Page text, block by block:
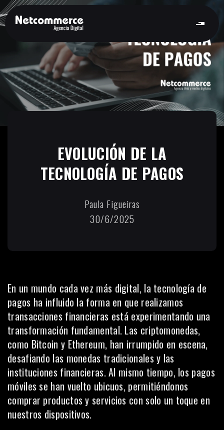
EVOLUCIÓN DE LA
TECNOLOGÍA DE PAGOS
Paula Figueiras
30/6/2025
En un mundo cada vez más digital, la tecnología de
pagos ha influido la forma en que realizamos
transacciones financieras está experimentando una
transformación fundamental. Las criptomonedas,
como Bitcoin y Ethereum, han irrumpido en escena,
desafiando las monedas tradicionales y las
instituciones financieras. Al mismo tiempo, los pagos
móviles se han vuelto ubicuos, permitiéndonos
comprar productos y servicios con solo un toque en
nuestros dispositivos.